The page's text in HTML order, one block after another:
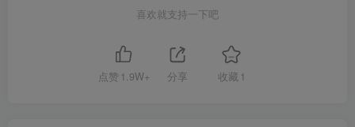
喜欢就支持一下吧
点赞 1.9W+ 分享 收藏 1